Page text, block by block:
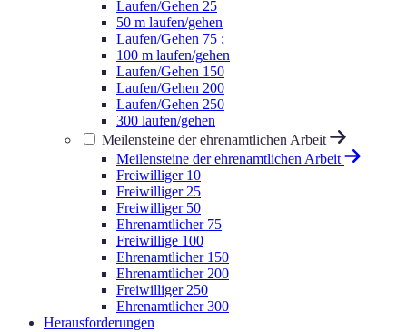
Laufen/Gehen 25
50 m laufen/gehen
Laufen/Gehen 75 ;
100 m laufen/gehen
Laufen/Gehen 150
Laufen/Gehen 200
Laufen/Gehen 250
300 laufen/gehen
Meilensteine der ehrenamtlichen Arbeit
Meilensteine der ehrenamtlichen Arbeit
Freiwilliger 10
Freiwilliger 25
Freiwilliger 50
Ehrenamtlicher 75
Freiwillige 100
Ehrenamtlicher 150
Ehrenamtlicher 200
Freiwilliger 250
Ehrenamtlicher 300
Herausforderungen